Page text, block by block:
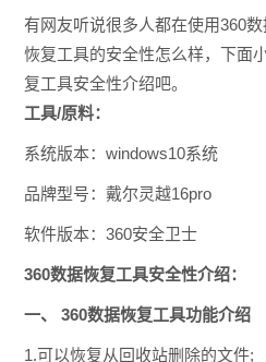
有网友听说很多人都在使用360
恢复工具的安全性怎么样，下面
复工具安全性介绍吧。
工具/原料：
系统版本：windows10系统
品牌型号：戴尔灵越16pro
软件版本：360安全卫士
360数据恢复工具安全性介绍：
一、 360数据恢复工具功能介绍
1.可以恢复从回收站删除的文件;